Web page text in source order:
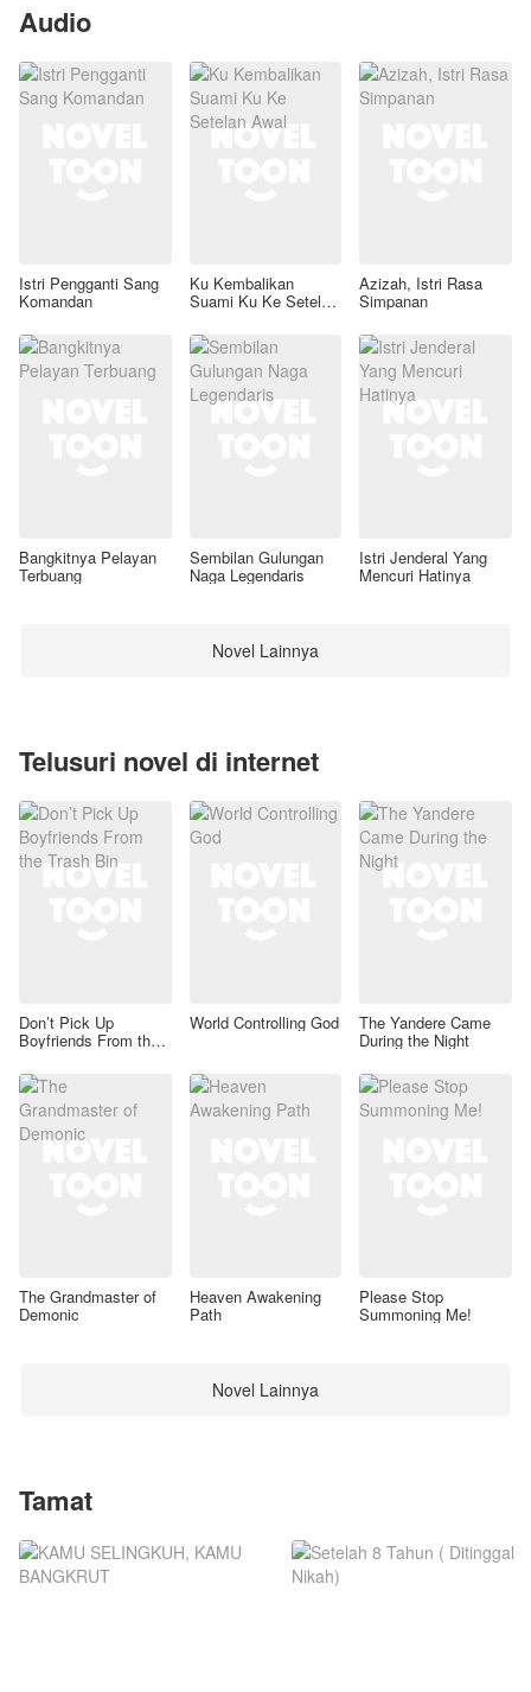
Audio
Istri Pengganti Sang
Komandan
Ku Kembalikan
Suami Ku Ke Setelan
Azizah, Istri Rasa
Simpanan
Bangkitnya Pelayan
Terbuang
Sembilan Gulungan
Naga Legendaris
Istri Jenderal Yang
Mencuri Hatinya
Novel Lainnya
Telusuri novel di internet
Don’t Pick Up
Boyfriends From the
World Controlling God The Yandere Came
During the Night
The Grandmaster of
Demonic
Heaven Awakening
Path
Please Stop
Summoning Me!
Novel Lainnya
Tamat